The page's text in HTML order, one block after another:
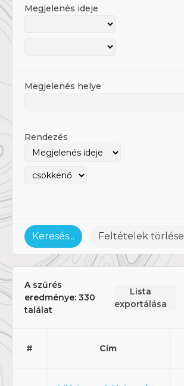
Megjelenés ideje
Megjelenés helye
Rendezés
Keresés... Feltételek törlése
A szűrés
eredménye: 330
találat
Lista
exportálása
# Cím